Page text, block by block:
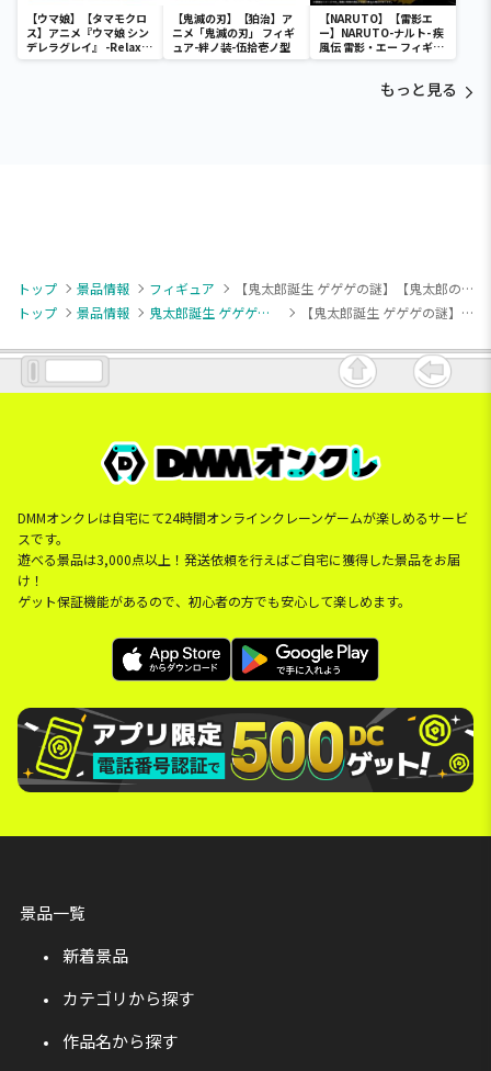
【ウマ娘】【タマモクロ
ス】アニメ『ウマ娘 シン
デレラグレイ』 -Relax
time-タマモクロス
【鬼滅の刃】【狛治】ア
ニメ「鬼滅の刃」 フィギ
ュア-絆ノ装-伍拾壱ノ型
【NARUTO】【雷影エ
ー】NARUTO-ナルト- 疾
風伝 雷影・エー フィギュ
ア～五影集結…!!～
もっと見る
トップ 景品情報 フィギュア
【鬼太郎誕生 ゲゲゲの謎】【鬼太郎の父】鬼太郎誕生 ゲゲゲの謎 Vivitフィギュア 鬼太郎の父
トップ
景品情報 鬼太郎誕生 ゲゲゲの謎 【鬼太郎誕生 ゲゲゲの謎】【鬼太郎の父】鬼太郎誕生 ゲゲゲの謎 Vivitフィギュア 鬼太郎の父
DMMオンクレは自宅にて24時間オンラインクレーンゲームが楽しめるサービ
スです。
遊べる景品は3,000点以上！発送依頼を行えばご自宅に獲得した景品をお届
け！
ゲット保証機能があるので、初心者の方でも安心して楽しめます。
景品一覧
新着景品
カテゴリから探す
作品名から探す